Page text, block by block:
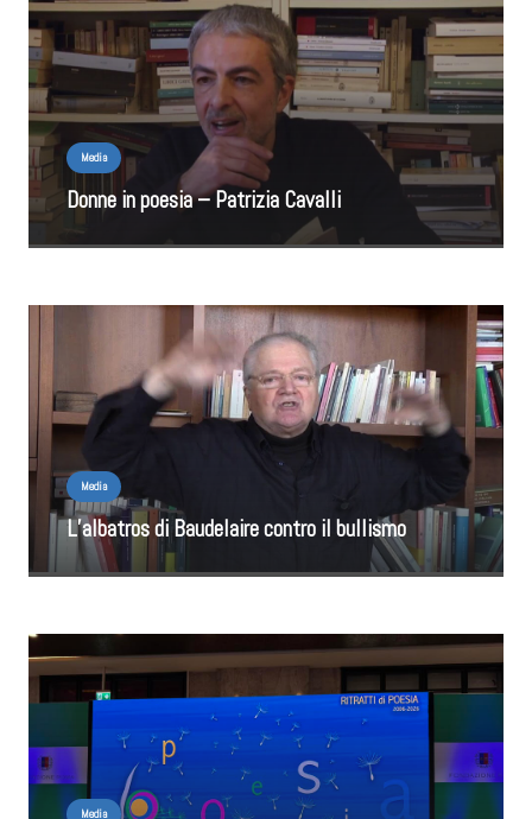
Media
Donne in poesia – Patrizia Cavalli
Media
L’albatros di Baudelaire contro il bullismo
Media